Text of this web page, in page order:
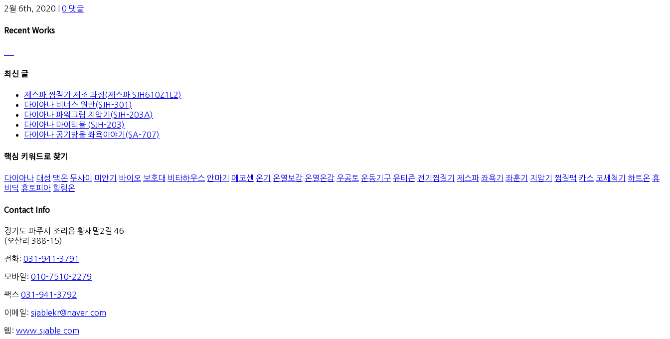
2월 6th, 2020 0 댓글
Recent Works
최신 글
제스파 찜질기 제조 과정(제스파 SJH610Z1L2)
다이아나 비너스 원반(SJH-301)
다이아나 파워그립 지압기(SJH-203A)
다이아나 마이티볼 (SJH-203)
다이아나 공기방울 좌욕이야기(SA-707)
핵심 키워드로 찾기
다이아나 대성 맥온 무사이 미안기 바이오 보호대 비타하우스 안마기 에코센 온기 온열보감 온열온감 우공토 운동기구 유티즌 전기찜질기 제스파 좌욕기 좌훈기 지압기 찜질팩 카스 코세척기 하트온 휴
비딕 휴토피아 힐링온
Contact Info
경기도 파주시 조리읍 황새말2길 46
(오산리 388-15)
전화: 031-941-3791
모바일: 010-7510-2279
팩스 031-941-3792
이메일: sjablekr@naver.com
웹: www.sjable.com